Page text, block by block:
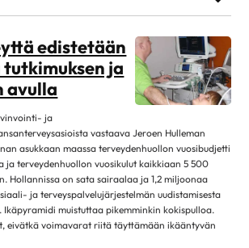
liikunta
1
7
1
14
edistetään
ja
avulla
ja
vastaava Jeroen Hulleman
asukkaan maassa terveydenhuollon vuosibudjetti
ja terveydenhuollon vuosikulut kaikkiaan 5 500
Hollannissa on sata sairaalaa ja 1,2 miljoonaa
ja terveyspalvelujärjestelmän uudistamisesta
Ikäpyramidi muistuttaa pikemminkin kokispulloa.
eivätkä voimavarat riitä täyttämään ikääntyvän